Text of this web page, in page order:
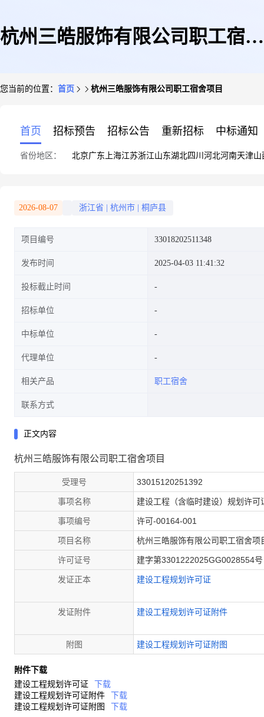
杭州三皓服饰有限公司职工宿舍
您当前的位置： 首页 杭州三皓服饰有限公司职工宿舍项目
首页 招标预告 招标公告 重新招标 中标通知
省份地区： 北京广东 上海江苏浙江山东湖北四川 河北河南天津山
2026-08-07 浙江省 杭州市 桐庐县
项目编号 33018202511348
发布时间 2025-04-03 11:41:32
投标截止时间
招标单位
中标单位
代理单位
相关产品 职工宿舍
联系方式
正文内容
杭州三皓服饰有限公司职工宿舍项目
受理号 33015120251392
事项名称 建设工程（含临时建设）规划许可
事项编号 许可-00164-001
项目名称 杭州三皓服饰有限公司职工宿舍项
许可证号 建字第3301222025GG0028554号
发证正本 建设工程规划许可证
发证附件 建设工程规划许可证附件
附图 建设工程规划许可证附图
附件下载
建设工程规划许可证
下载
建设工程规划许可证附件
下载
建设工程规划许可证附图
下载